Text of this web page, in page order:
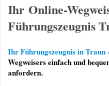
Ihr Online-
Führungszeugnis
Ihr Führungszeugnis in Traun
Wegweisers einfach und
anfordern.